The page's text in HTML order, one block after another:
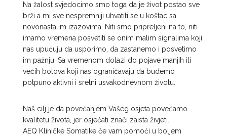
Na žalost svjedocimo smo toga da je život postao sve
brži a mi sve nespremniji uhvatiti se u koštac sa
novonastalim izazovima. Niti smo pripreljeni na to, niti
imamo vremena posvetiti se onim malim signalima koji
nas upućuju da usporimo, da zastanemo i posvetimo
im pažnju. Sa vremenom dolazi do pojave manjih ili
većih bolova koji nas ograničavaju da budemo
potpuno aktivni i sretni usvakodnevnom životu.
Naš cilj je da povećanjem Vašeg osjeta povećamo
kvalitetu života, jer osjećati znači zaista živjeti.
AEQ Kliničke Somatike će vam pomoći u boljem